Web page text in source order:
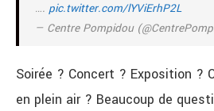
…. pic.twitter.com/lYViErhP2L
— Centre Pompidou
Soirée ? Concert ? Exposition ?
en plein air ? Beaucoup de